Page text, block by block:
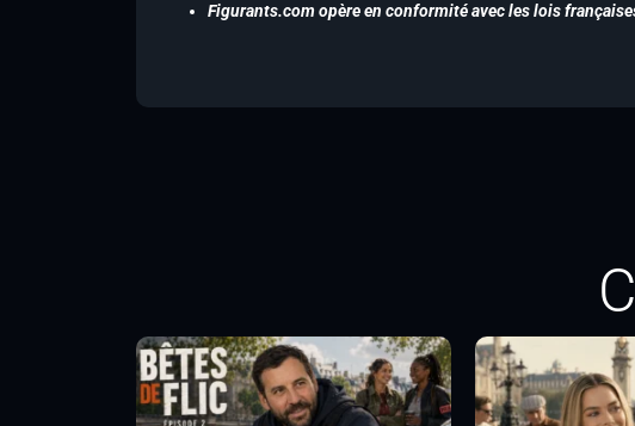
Figurants.com opère en conformité avec les lois